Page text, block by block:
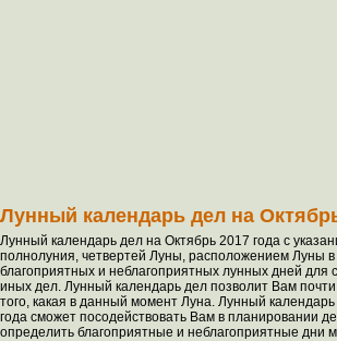
Лунный календарь дел на
Лунный календарь дел на Октябрь 2017 года с
полнолуния, четвертей Луны, расположением Луны в
благоприятных и неблагоприятных лунных дней для
иных дел. Лунный календарь дел позволит Вам почти
того, какая в данный момент Луна. Лунный
года сможет посодействовать Вам в планировании
определить благоприятные и неблагоприятные дни